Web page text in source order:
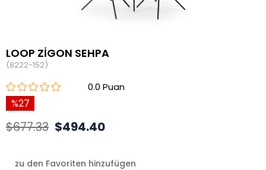
LOOP ZİGON SEHPA
(8222-152)
0.0
27
$677.33 $494.40
zu den Favoriten hinzufügen